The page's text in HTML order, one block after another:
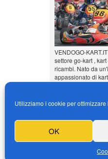
Utilizziamo i cookie per
OK
VENDOGO-
settore go-kart ,
ricambi. Nato da
appassionato di
Inserisci